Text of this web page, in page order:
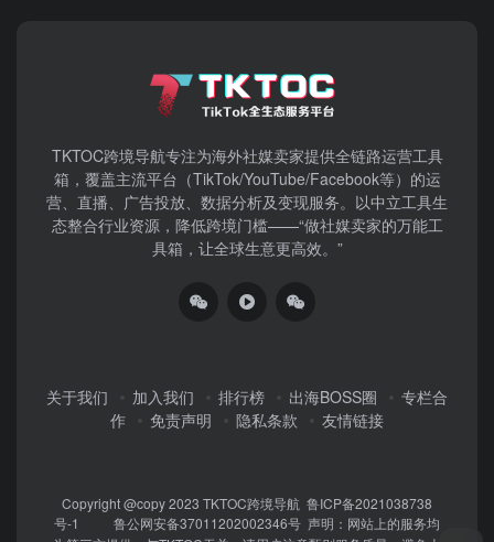
TKTOC跨境导航​专注为海外社媒卖家提供全链路运营工具
箱，覆盖主流平台（TikTok/YouTube/Facebook等）​的运
营、直播、广告投放、数据分析及变现服务。以中立工具生
态整合行业资源，降低跨境门槛——“做社媒卖家的万能工
具箱，让全球生意更高效。”
关于我们 加入我们 排行榜 出海BOSS圈
专栏合
作
免责声明 隐私条款 友情链接
Copyright @copy 2023 TKTOC跨境导航 鲁ICP备2021038738
号-1
鲁公网安备37011202002346号 声明：网站上的服务均